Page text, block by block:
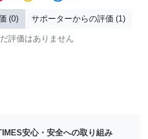
(0) サポーターからの評価 (1)
評価はありません
安心・安全への取り組み